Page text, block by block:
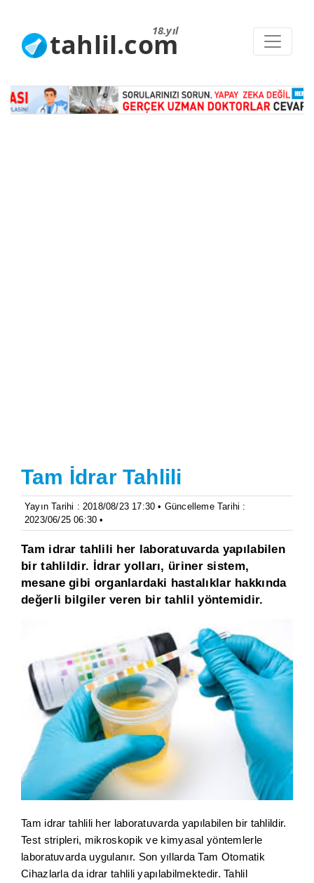
18.yıl
tahlil.com
Tam İdrar Tahlili
Yayın Tarihi : 2018/08/23 17:30 • Güncelleme Tarihi :
2023/06/25 06:30 •
Tam idrar tahlili her laboratuvarda yapılabilen
bir tahlildir. İdrar yolları, üriner sistem,
mesane gibi organlardaki hastalıklar hakkında
değerli bilgiler veren bir tahlil yöntemidir.
Tam idrar tahlili her laboratuvarda yapılabilen bir tahlildir.
Test stripleri, mikroskopik ve kimyasal yöntemlerle
laboratuvarda uygulanır. Son yıllarda Tam Otomatik
Cihazlarla da idrar tahlili yapılabilmektedir. Tahlil